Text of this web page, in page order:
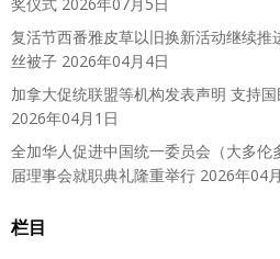
复活节西番雅皮草以旧换新活动继续推
丝被子 2026年04月4日
加拿大促统联盟等机构发表声明 支持
2026年04月1日
全加华人促进中国统一委员会（大多
届理事会就职典礼隆重举行 2026年04
栏目